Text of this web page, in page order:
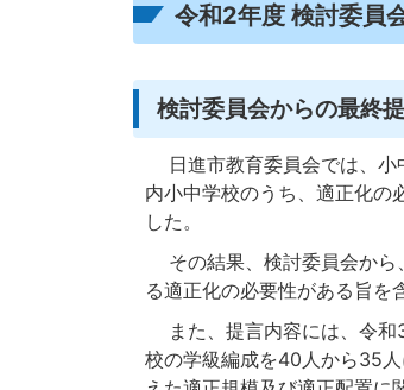
令和2年度 検討委員
検討委員会からの最終
日進市教育委員会では、小
内小中学校のうち、適正化の
した。
その結果、検討委員会から
る適正化の必要性がある旨を
また、提言内容には、令和
校の学級編成を40人から35